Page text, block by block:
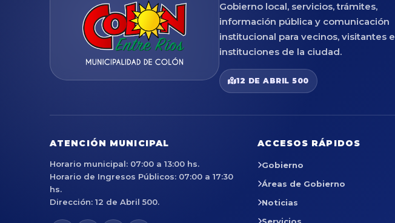
Gobierno local, servicios, trámites,
información pública y comunicación
institucional para vecinos, visitantes e
instituciones de la ciudad.
12 DE ABRIL 500
ATENCIÓN MUNICIPAL
Horario municipal: 07:00 a 13:00 hs.
Horario de Ingresos Públicos: 07:00 a 17:30
hs.
Dirección: 12 de Abril 500.
ACCESOS RÁPIDOS
Gobierno
Áreas de Gobierno
Noticias